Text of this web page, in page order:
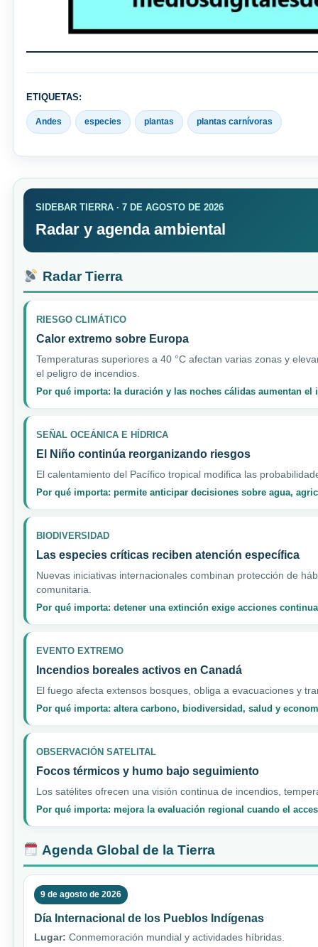
ETIQUETAS:
Andes especies plantas plantas carnívoras
SIDEBAR TIERRA · 7 DE AGOSTO DE 2026
Radar y agenda ambiental
Radar Tierra
RIESGO CLIMÁTICO
Calor extremo sobre Europa
Temperaturas superiores a 40 °C afectan varias zonas y
el peligro de incendios.
Por qué importa: la duración y las noches cálidas aumentan el
SEÑAL OCEÁNICA E HÍDRICA
El Niño continúa reorganizando riesgos
El calentamiento del Pacífico tropical modifica las
Por qué importa: permite anticipar decisiones sobre agua,
BIODIVERSIDAD
Las especies críticas reciben atención específica
Nuevas iniciativas internacionales combinan protección de
comunitaria.
Por qué importa: detener una extinción exige acciones
EVENTO EXTREMO
Incendios boreales activos en Canadá
El fuego afecta extensos bosques, obliga a evacuaciones y
Por qué importa: altera carbono, biodiversidad, salud y
OBSERVACIÓN SATELITAL
Focos térmicos y humo bajo seguimiento
Los satélites ofrecen una visión continua de incendios,
Por qué importa: mejora la evaluación regional cuando el
Agenda Global de la Tierra
9 de agosto de 2026
Día Internacional de los Pueblos Indígenas
Lugar: Conmemoración mundial y actividades híbridas.